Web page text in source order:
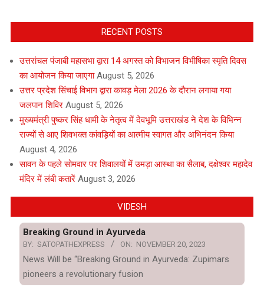
RECENT POSTS
उत्तरांचल पंजाबी महासभा द्वारा 14 अगस्त को विभाजन विभीषिका स्मृति दिवस
का आयोजन किया जाएगा August 5, 2026
उत्तर प्रदेश सिंचाई विभाग द्वारा कावड़ मेला 2026 के दौरान लगाया गया
जलपान शिविर August 5, 2026
मुख्यमंत्री पुष्कर सिंह धामी के नेतृत्व में देवभूमि उत्तराखंड ने देश के विभिन्न
राज्यों से आए शिवभक्त कांवड़ियों का आत्मीय स्वागत और अभिनंदन किया
August 4, 2026
सावन के पहले सोमवार पर शिवालयों में उमड़ा आस्था का सैलाब, दक्षेश्वर महादेव
मंदिर में लंबी कतारें August 3, 2026
VIDESH
Breaking Ground in Ayurveda
BY: SATOPATHEXPRESS ON: NOVEMBER 20, 2023
News Will be “Breaking Ground in Ayurveda: Zupimars
pioneers a revolutionary fusion